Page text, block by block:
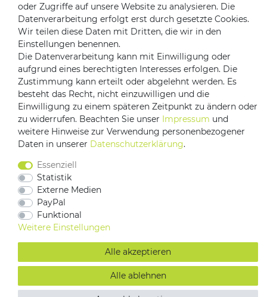
Versandpartner
Impressum Daten­schutz­erklärung
Barrierefreiheitserklärung
oder Zugriffe auf unsere Website zu analysieren. Die
Datenverarbeitung erfolgt erst durch gesetzte Cookies.
Wir teilen diese Daten mit Dritten, die wir in den
Einstellungen benennen.
Die Datenverarbeitung kann mit Einwilligung oder
aufgrund eines berechtigten Interesses erfolgen. Die
Zustimmung kann erteilt oder abgelehnt werden. Es
besteht das Recht, nicht einzuwilligen und die
Einwilligung zu einem späteren Zeitpunkt zu ändern oder
zu widerrufen. Beachten Sie unser Impressum und
weitere Hinweise zur Verwendung personenbezogener
Daten in unserer Daten­schutz­erklärung.
Essenziell
Statistik
Externe Medien
PayPal
Funktional
Weitere Einstellungen
Alle akzeptieren
Alle ablehnen